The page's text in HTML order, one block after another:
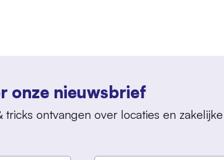
onze nieuwsbrief
tricks ontvangen over locaties en zakelijke